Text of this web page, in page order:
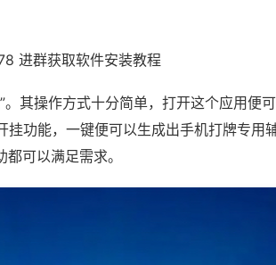
进群获取软件安装教程
其操作方式十分简单，打开这个应用便
挂功能，一键便可以生成出手机打牌专用
可以满足需求。